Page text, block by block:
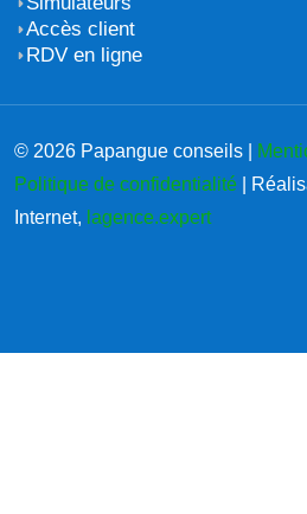
Accès client
RDV en ligne
© 2026 Papangue conseils |
Politique de confidentialité |
Internet, lagence.expert